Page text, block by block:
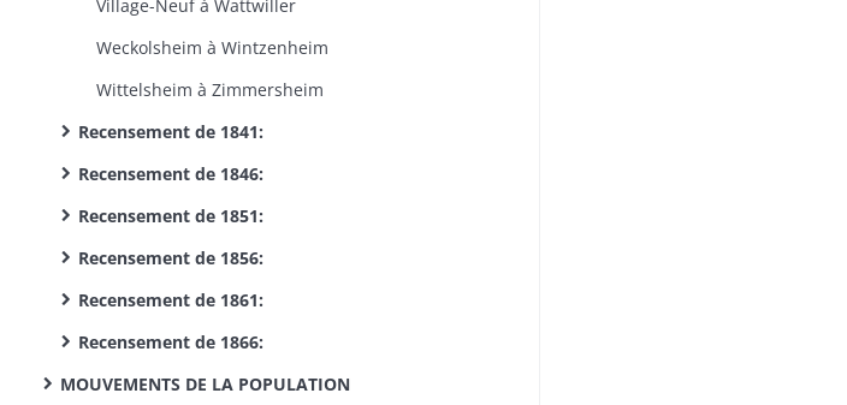
Village-Neuf à Wattwiller
Weckolsheim à Wintzenheim
Wittelsheim à Zimmersheim
Recensement de 1841:
Recensement de 1846:
Recensement de 1851:
Recensement de 1856:
Recensement de 1861:
Recensement de 1866:
MOUVEMENTS DE LA POPULATION